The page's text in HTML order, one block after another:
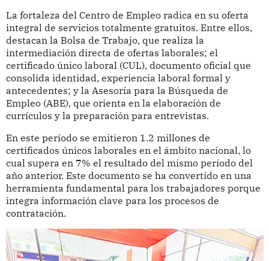
La fortaleza del Centro de Empleo radica en su oferta
integral de servicios totalmente gratuitos. Entre ellos,
destacan la Bolsa de Trabajo, que realiza la
intermediación directa de ofertas laborales; el
certificado único laboral (CUL), documento oficial que
consolida identidad, experiencia laboral formal y
antecedentes; y la Asesoría para la Búsqueda de
Empleo (ABE), que orienta en la elaboración de
currículos y la preparación para entrevistas.
En este período se emitieron 1.2 millones de
certificados únicos laborales en el ámbito nacional, lo
cual supera en 7% el resultado del mismo período del
año anterior. Este documento se ha convertido en una
herramienta fundamental para los trabajadores porque
integra información clave para los procesos de
contratación.